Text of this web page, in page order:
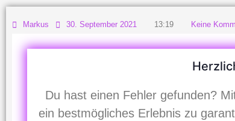
Markus 30. September 2021 13:19 Keine
Du hast einen Fehler gefunden?
ein bestmögliches Erlebnis zu